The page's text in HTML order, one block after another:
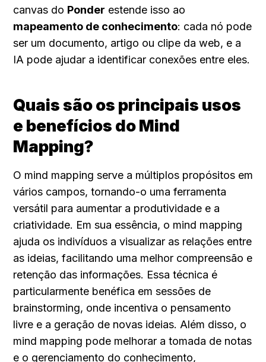
canvas do Ponder
mapeamento de conhecimento: cada nó pode
ser um documento, artigo ou clipe da web, e a
IA pode ajudar a identificar conexões entre eles.
Quais são os principais usos
e benefícios do Mind
Mapping?
O mind mapping serve a múltiplos propósitos em
vários campos, tornando-o uma ferramenta
versátil para aumentar a produtividade e a
criatividade. Em sua essência, o mind mapping
ajuda os indivíduos a visualizar as relações entre
as ideias, facilitando uma melhor compreensão e
retenção das informações. Essa técnica é
particularmente benéfica em sessões de
brainstorming, onde incentiva o pensamento
livre e a geração de novas ideias. Além disso, o
mind mapping pode melhorar a tomada de notas
e o gerenciamento do conhecimento,